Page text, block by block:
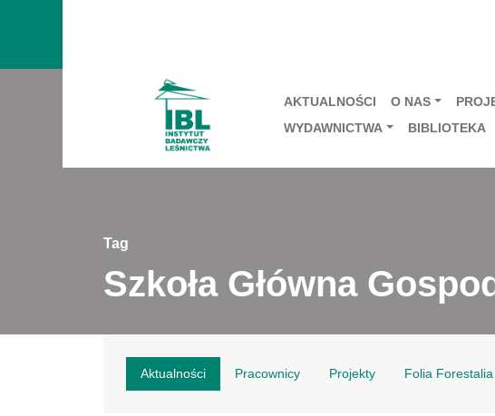
AKTUALNOŚCI O NAS
WYDAWNICTWA
BIBLIOTEKA
Tag
Szkoła Główna
Aktualności Pracownicy Projekty Folia